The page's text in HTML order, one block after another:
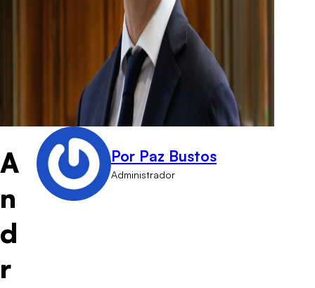
A
n
d
r
Por Paz Bustos
Administrador